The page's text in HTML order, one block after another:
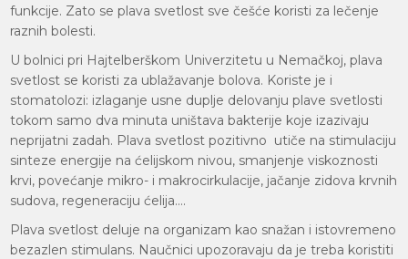
funkcije. Zato se plava svetlost sve češće koristi za lečenje
raznih bolesti.
U bolnici pri Hajtelberškom Univerzitetu u Nemačkoj, plava
svetlost se koristi za ublažavanje bolova. Koriste je i
stomatolozi: izlaganje usne duplje delovanju plave svetlosti
tokom samo dva minuta uništava bakterije koje izazivaju
neprijatni zadah. Plava svetlost pozitivno utiče na stimulaciju
sinteze energije na ćelijskom nivou, smanjenje viskoznosti
krvi, povećanje mikro- i makrocirkulacije, jačanje zidova krvnih
sudova, regeneraciju ćelija….
Plava svetlost deluje na organizam kao snažan i istovremeno
bezazlen stimulans. Naučnici upozoravaju da je treba koristiti